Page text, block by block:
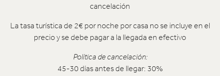
cancelación
La tasa turística de 2€ por noche por casa no se incluye en el
precio y se debe pagar a la llegada en efectivo
Política de cancelación:
45-30 días antes de llegar: 30%